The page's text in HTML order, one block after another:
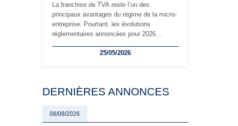
La franchise de TVA reste l’un des
principaux avantages du régime de la micro-
entreprise. Pourtant, les évolutions
réglementaires annoncées pour 2026
les auto-entrepreneurs, artisans et
évoluent dans un contexte de contrôle
oblige les indépendants à rester
particulièrement vigilants.
25/05/2026
DERNIÈRES ANNONCES
08/08/2026